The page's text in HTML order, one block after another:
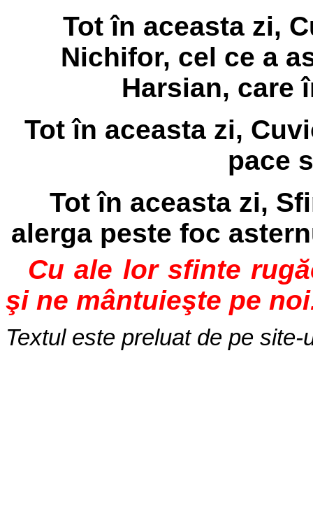
Tot în aceasta zi,
Nichifor, cel ce a
Harsian, care
Tot în aceasta zi,
pace
Tot în aceasta zi,
alerga peste foc
Cu ale lor sfinte
şi ne mântuieşte pe
Textul este preluat de pe